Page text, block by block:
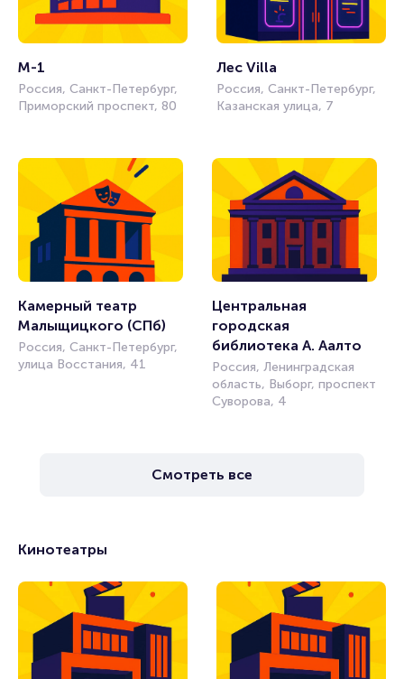
M-1
Россия, Санкт-Петербург,
Приморский проспект, 80
Лес Villa
Россия, Санкт-Петербург,
Казанская улица, 7
Камерный театр
Малыщицкого (СПб)
Россия, Санкт-Петербург,
улица Восстания, 41
Центральная
городская
библиотека А. Аалто
Россия, Ленинградская
область, Выборг, проспект
Суворова, 4
Смотреть все
Кинотеатры